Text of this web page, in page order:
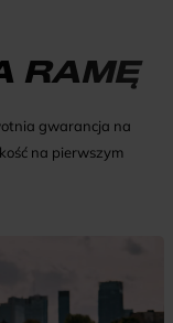
RAMĘ
gwarancja na
na pierwszym